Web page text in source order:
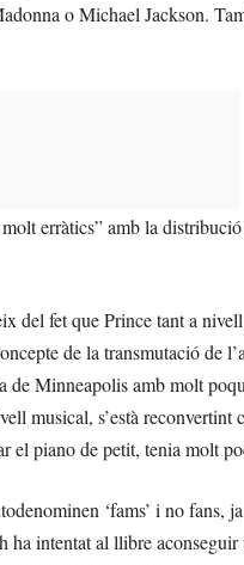
o Michael Jackson.
erràtics” amb la
del fet que Prince tant a
de la transmutació de
Minneapolis amb molt
musical, s’està
el piano de petit, tenia molt
‘fams’ i no fans,
intentat al llibre